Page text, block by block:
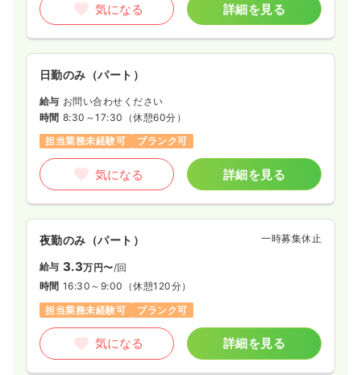
気になる 詳細を見る
日勤のみ（パート）
給与 お問い合わせください
時間 8:30～17:30 （休憩60分）
担当業務未経験可
ブランク可
気になる 詳細を見る
夜勤のみ（パート） 一時募集休止
給与 3.3万円〜/回
時間 16:30～9:00 （休憩120分）
担当業務未経験可
ブランク可
気になる 詳細を見る